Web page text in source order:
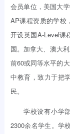
会员单位，美国大
AP课程资质的学校
开设英国A-Level课
国。加拿大、澳大
前60或同等水平的
中教育，致力于把
民。
学校设有小学
2300余名学生。学